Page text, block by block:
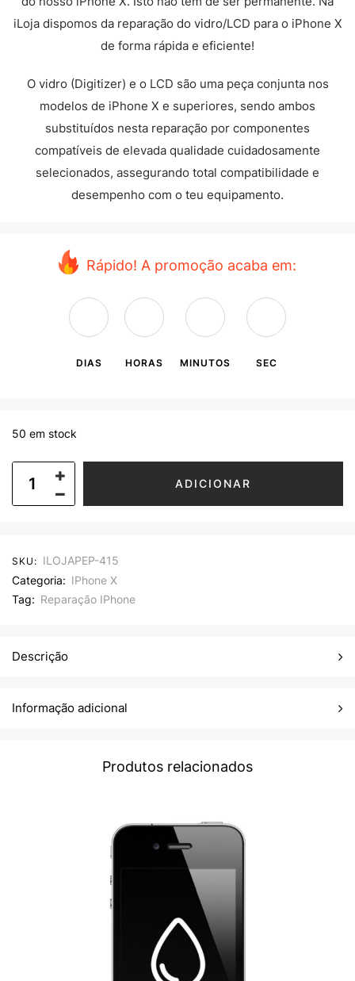
iLoja dispomos da reparação do vidro/LCD para o iPhone X
de forma rápida e eficiente!
O vidro (Digitizer) e o LCD são uma peça conjunta nos
modelos de iPhone X e superiores, sendo ambos
substituídos nesta reparação por componentes
compatíveis de elevada qualidade cuidadosamente
selecionados, assegurando total compatibilidade e
desempenho com o teu equipamento.
Rápido! A promoção acaba em:
DIAS HORAS MINUTOS SEC
50 em stock
ADICIONAR
SKU: ILOJAPEP-415
Categoria: IPhone X
Tag: Reparação IPhone
Descrição
Informação adicional
Produtos relacionados